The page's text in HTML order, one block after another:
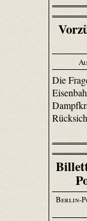
Die
Berlin-